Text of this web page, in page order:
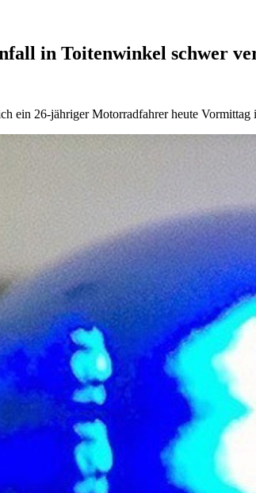
in Toitenwinkel schwer
ein 26-jähriger Motorradfahrer heute